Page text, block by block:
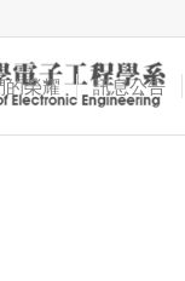
的榮耀 訊息公告